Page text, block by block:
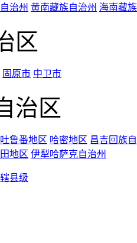
治州 黄南藏族自治州 海南藏
区
固原市 中卫市
治区
吐鲁番地区 哈密地区 昌吉回族
地区 伊犁哈萨克自治州
县级